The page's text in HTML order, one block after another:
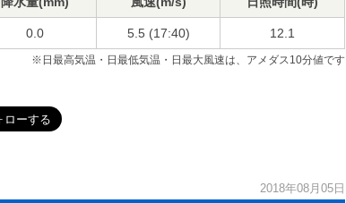
0.0 5.5 (17:40) 12.1
※日最高気温・日最低気温・日最大風速は、アメダス10分値です
2018年08月05日